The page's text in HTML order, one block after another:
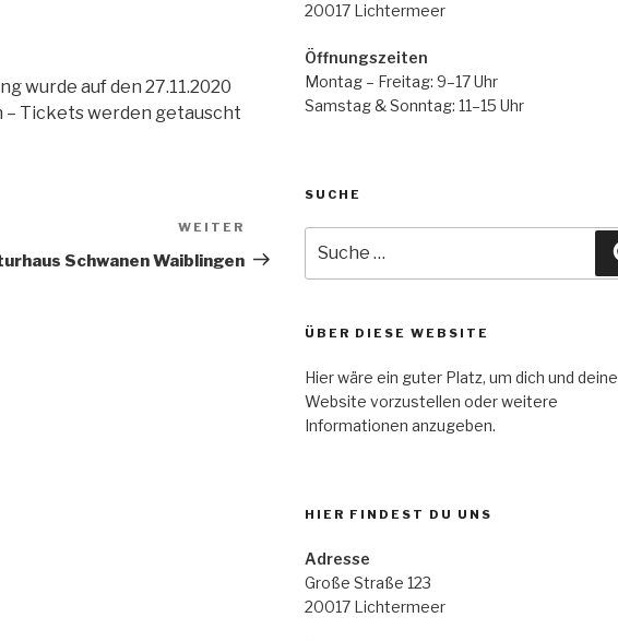
wurde auf den 27.11.2020
– Tickets werden getauscht
Nächster
Beitrag
WEITER
Schwanen Waiblingen
20017 Lichtermeer
Öffnungszeiten
Montag – Freitag: 9–17 Uhr
Samstag & Sonntag: 11–15 Uhr
SUCHE
nach:
ÜBER DIESE WEBSITE
Hier wäre ein guter Platz, um dich und deine
Website vorzustellen oder weitere
Informationen anzugeben.
HIER FINDEST DU UNS
Adresse
Große Straße 123
20017 Lichtermeer